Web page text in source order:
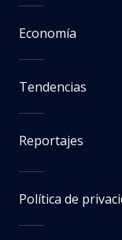
Economía
Tendencias
Reportajes
Política de